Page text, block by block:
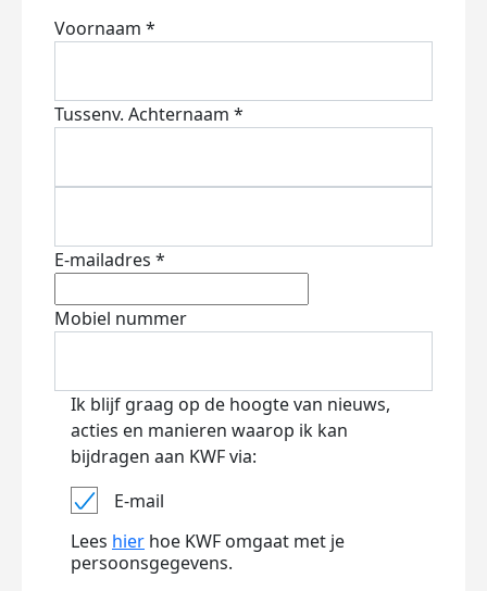
Voornaam *
Tussenv. Achternaam *
E-mailadres *
Mobiel nummer
Ik blijf graag op de hoogte van nieuws,
acties en manieren waarop ik kan
bijdragen aan KWF via:
E-mail
Lees hier hoe KWF omgaat met je
persoonsgegevens.